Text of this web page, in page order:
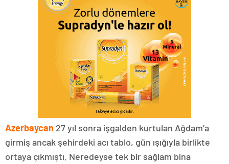
Azerbaycan 27 yıl sonra işgalden kurtulan Ağdam’a
girmiş ancak şehirdeki acı tablo, gün ışığıyla birlikte
ortaya çıkmıştı. Neredeyse tek bir sağlam bina